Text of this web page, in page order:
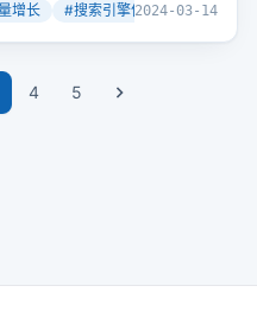
增长 #搜索引擎优化 +2
2024-03-14
4 5